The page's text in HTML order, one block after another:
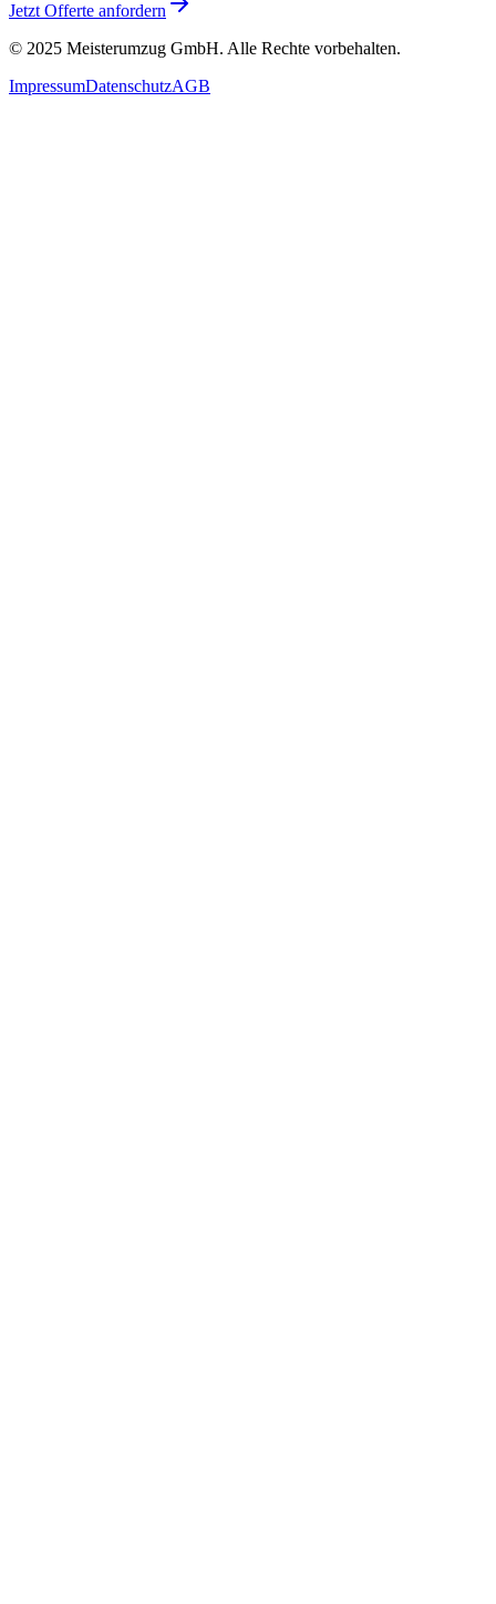
Jetzt Offerte anfordern
© 2025 Meisterumzug GmbH. Alle Rechte vorbehalten.
ImpressumDatenschutzAGB